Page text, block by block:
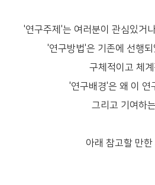
'연구주제'는 여러분이 관심있거
'연구방법'은 기존에 선행
구체적이고 체
'연구배경'은 왜 이 연
그리고 기여하
아래 참고할 만